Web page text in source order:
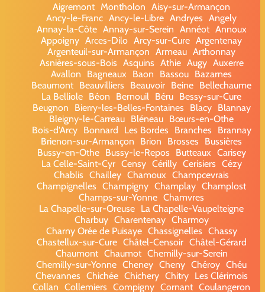
Aigremont Montholon Aisy-sur-Armançon
Ancy-le-Franc Ancy-le-Libre Andryes Angely
Annay-la-Côte Annay-sur-Serein Annéot Annoux
Appoigny Arces-Dilo Arcy-sur-Cure Argentenay
Argenteuil-sur-Armançon Armeau Arthonnay
Asnières-sous-Bois Asquins Athie Augy Auxerre
Avallon
Bagneaux Baon Bassou Bazarnes
Beaumont Beauvilliers Beauvoir Beine Bellechaume
La Belliole Béon Bernouil Béru Bessy-sur-Cure
Beugnon
Bierry-les-Belles-Fontaines Blacy
Blannay
Bleigny-le-Carreau Bléneau Bœurs-en-Othe
Bois-d'Arcy
Bonnard Les Bordes Branches
Brannay
Brienon-sur-Armançon
Brion Brosses
Bussières
Bussy-en-Othe
Bussy-le-Repos Butteaux Carisey
La Celle-Saint-Cyr Censy Cérilly Cerisiers Cézy
Chablis Chailley Chamoux Champcevrais
Champignelles Champigny Champlay Champlost
Champs-sur-Yonne Chamvres
La Chapelle-sur-Oreuse La Chapelle-Vaupelteigne
Charbuy Charentenay Charmoy
Charny Orée de Puisaye Chassignelles Chassy
Chastellux-sur-Cure Châtel-Censoir Châtel-Gérard
Chaumont Chaumot Chemilly-sur-Serein
Chemilly-sur-Yonne Cheney Cheny Chéroy Chéu
Chevannes Chichée Chichery Chitry
Les Clérimois
Collan Collemiers Compigny Cornant Coulangeron